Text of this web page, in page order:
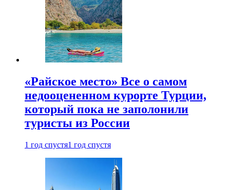
«Райское место» Все о самом
недооцененном курорте Турции,
который пока не заполонили
туристы из России
1 год спустя1 год спустя